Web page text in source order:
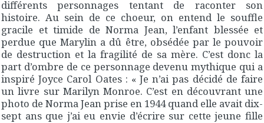
différents personnages tentant de raconter son
histoire. Au sein de ce choeur, on entend le souffle
gracile et timide de Norma Jean, l’enfant blessée et
perdue que Marylin a dû être, obsédée par le pouvoir
de destruction et la fragilité de sa mère. C’est donc la
part d’ombre de ce personnage devenu mythique qui a
inspiré Joyce Carol Oates : « Je n’ai pas décidé de faire
un livre sur Marilyn Monroe. C’est en découvrant une
photo de Norma Jean prise en 1944 quand elle avait dix-
sept ans que j’ai eu envie d’écrire sur cette jeune fille